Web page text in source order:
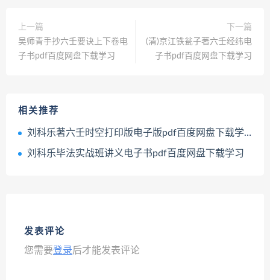
上一篇
吴师青手抄六壬要诀上下卷电
子书pdf百度网盘下载学习
下一篇
(清)京江铁瓮子著六壬经纬电
子书pdf百度网盘下载学习
相关推荐
刘科乐著六壬时空打印版电子版pdf百度网盘下载学习
刘科乐毕法实战班讲义电子书pdf百度网盘下载学习
发表评论
您需要登录后才能发表评论